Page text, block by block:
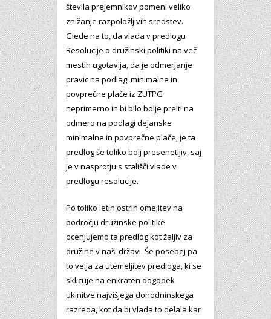
števila prejemnikov pomeni veliko
znižanje razpoložljivih sredstev.
Glede na to, da vlada v predlogu
Resolucije o družinski politiki na več
mestih ugotavlja, da je odmerjanje
pravic na podlagi minimalne in
povprečne plače iz ZUTPG
neprimerno in bi bilo bolje preiti na
odmero na podlagi dejanske
minimalne in povprečne plače, je ta
predlog še toliko bolj presenetljiv, saj
je v nasprotju s stališči vlade v
predlogu resolucije.
Po toliko letih ostrih omejitev na
področju družinske politike
ocenjujemo ta predlog kot žaljiv za
družine v naši državi. Še posebej pa
to velja za utemeljitev predloga, ki se
sklicuje na enkraten dogodek
ukinitve najvišjega dohodninskega
razreda, kot da bi vlada to delala kar